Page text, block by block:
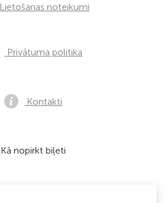
Lietošanas noteikumi
Privātuma politika
Kontakti
Kā nopirkt biļeti